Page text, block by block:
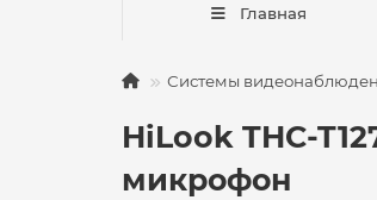
Главная
Системы
HiLook THC-
микрофон